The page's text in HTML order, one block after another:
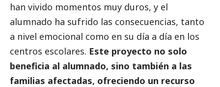
han vivido momentos muy duros, y el
alumnado ha sufrido las consecuencias, tanto
a nivel emocional como en su día a día en los
centros escolares. Este proyecto no solo
beneficia al alumnado, sino también a las
familias afectadas, ofreciendo un recurso